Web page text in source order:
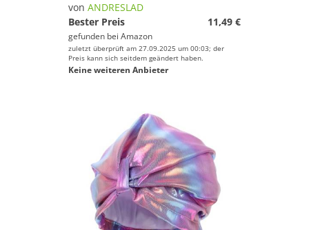
von ANDRESLAD
Bester Preis
11,49 €
gefunden bei Amazon
zuletzt überprüft am 27.09.2025 um 00:03; der
Preis kann sich seitdem geändert haben.
Keine weiteren Anbieter